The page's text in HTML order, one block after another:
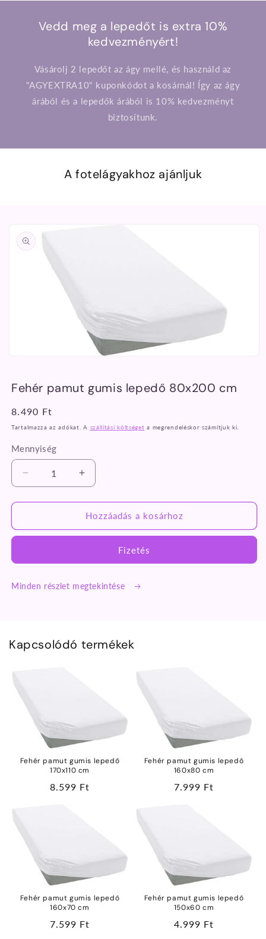
Vedd meg a lepedőt is extra 10%
kedvezményért!
Vásárolj 2 lepedőt az ágy mellé, és használd az
"AGYEXTRA10" kuponkódot a kosárnál! Így az ágy
árából és a lepedők árából is 10% kedvezményt
biztosítunk.
A fotelágyakhoz ajánljuk
ugrás a
termékadatokra
a
modális
Fehér pamut gumis lepedő 80x200 cm
Normál
ár
8.490 Ft
Tartalmazza az adókat. A szállítási költséget a megrendeléskor számítjuk ki.
Mennyiség
pamut
gumis
80x200
csökkentése
Fehér
pamut
gumis
lepedő
80x200
mennyiségének
növelése
Hozzáadás a kosárhoz
Fizetés
Minden részlet megtekintése
Kapcsolódó termékek
Fehér pamut gumis lepedő
170x110 cm
Normál
8.599 Ft
Fehér pamut gumis lepedő
160x80 cm
Normál
7.999 Ft
Fehér pamut gumis lepedő
160x70 cm
Normál
7.599 Ft
Fehér pamut gumis lepedő
150x60 cm
Normál
4.999 Ft